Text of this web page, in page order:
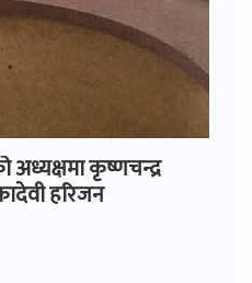
अध्यक्षमा कृष्णचन्द्र
हरिजन